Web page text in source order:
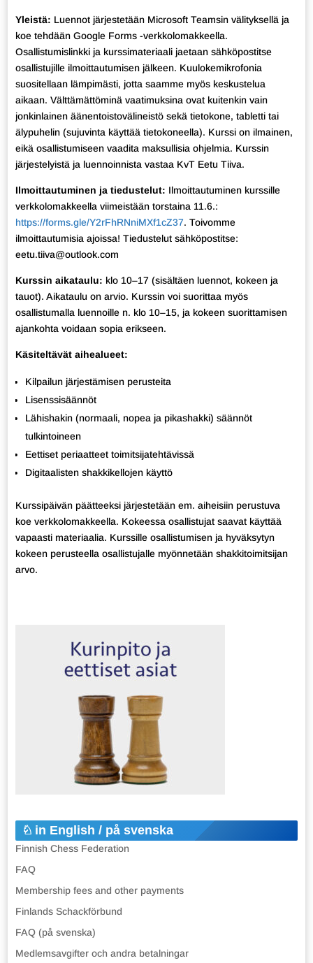
Yleistä: Luennot järjestetään Microsoft Teamsin välityksellä ja
koe tehdään Google Forms -verkkolomakkeella.
Osallistumislinkki ja kurssimateriaali jaetaan sähköpostitse
osallistujille ilmoittautumisen jälkeen. Kuulokemikrofonia
suositellaan lämpimästi, jotta saamme myös keskustelua
aikaan. Välttämättöminä vaatimuksina ovat kuitenkin vain
jonkinlainen äänentoistovälineistö sekä tietokone, tabletti tai
älypuhelin (sujuvinta käyttää tietokoneella). Kurssi on ilmainen,
eikä osallistumiseen vaadita maksullisia ohjelmia. Kurssin
järjestelyistä ja luennoinnista vastaa KvT Eetu Tiiva.
Ilmoittautuminen ja tiedustelut: Ilmoittautuminen kurssille
verkkolomakkeella viimeistään torstaina 11.6.:
https://forms.gle/Y2rFhRNniMXf1cZ37. Toivomme
ilmoittautumisia ajoissa! Tiedustelut sähköpostitse:
eetu.tiiva@outlook.com
Kurssin aikataulu: klo 10–17 (sisältäen luennot, kokeen ja
tauot). Aikataulu on arvio. Kurssin voi suorittaa myös
osallistumalla luennoille n. klo 10–15, ja kokeen suorittamisen
ajankohta voidaan sopia erikseen.
Käsiteltävät aihealueet:
Kilpailun järjestämisen perusteita
Lisenssisäännöt
Lähishakin (normaali, nopea ja pikashakki) säännöt
tulkintoineen
Eettiset periaatteet toimitsijatehtävissä
Digitaalisten shakkikellojen käyttö
Kurssipäivän päätteeksi järjestetään em. aiheisiin perustuva
koe verkkolomakkeella. Kokeessa osallistujat saavat käyttää
vapaasti materiaalia. Kurssille osallistumisen ja hyväksytyn
kokeen perusteella osallistujalle myönnetään shakkitoimitsijan
arvo.
in English / på svenska
Finnish Chess Federation
FAQ
Membership fees and other payments
Finlands Schackförbund
FAQ (på svenska)
Medlemsavgifter och andra betalningar